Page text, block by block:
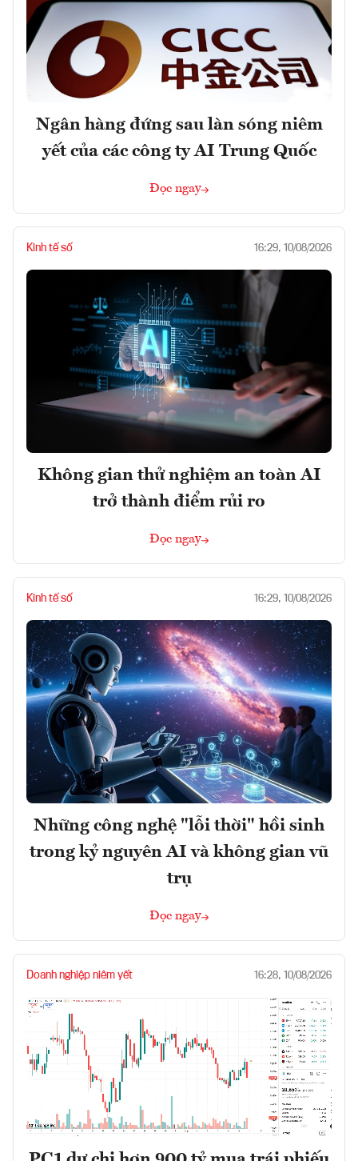
Ngân hàng đứng sau làn sóng niêm
yết của các công ty AI Trung Quốc
Đọc ngay
Kinh tế số 16:29, 10/08/2026
Không gian thử nghiệm an toàn AI
trở thành điểm rủi ro
Đọc ngay
Kinh tế số 16:29, 10/08/2026
Những công nghệ "lỗi thời" hồi sinh
trong kỷ nguyên AI và không gian vũ
trụ
Đọc ngay
Doanh nghiệp niêm yết 16:28, 10/08/2026